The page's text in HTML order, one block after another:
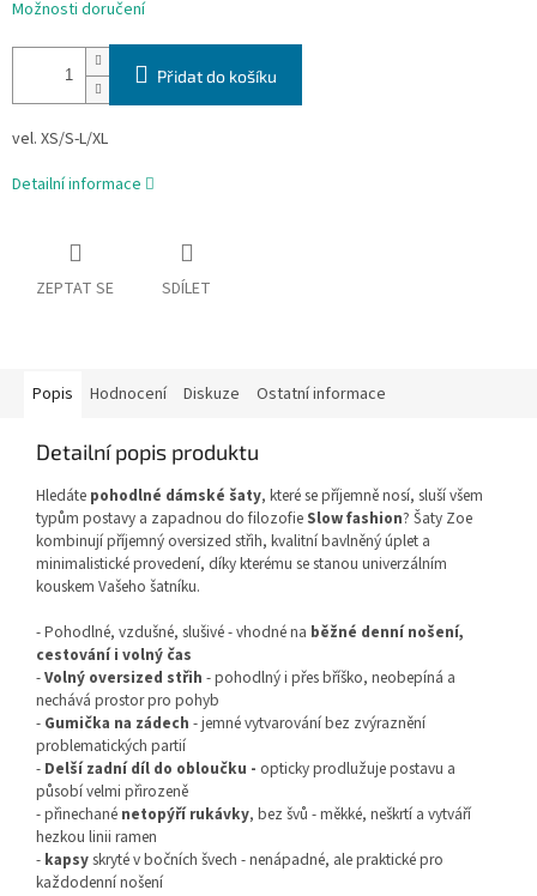
Možnosti doručení
Přidat do košíku
vel. XS/S-L/XL
Detailní informace
ZEPTAT SE SDÍLET
Popis Hodnocení Diskuze Ostatní informace
Detailní popis produktu
Hledáte pohodlné dámské šaty, které se příjemně nosí, sluší všem
typům postavy a zapadnou do filozofie Slow fashion? Šaty Zoe
kombinují příjemný oversized střih, kvalitní bavlněný úplet a
minimalistické provedení, díky kterému se stanou univerzálním
kouskem Vašeho šatníku.
- Pohodlné, vzdušné, slušivé - vhodné na běžné denní nošení,
cestování i volný čas
-Volný oversized střih - pohodlný i přes bříško, neobepíná a
nechává prostor pro pohyb
- Gumička na zádech - jemné vytvarování bez zvýraznění
problematických partií
- Delší zadní díl do obloučku - opticky prodlužuje postavu a
působí velmi přirozeně
- přinechané netopýří rukávky, bez švů - měkké, neškrtí a vytváří
hezkou linii ramen
- kapsyskryté v bočních švech - nenápadné, ale praktické pro
každodenní nošení